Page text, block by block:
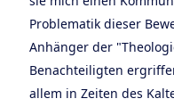
Problematik dieser
Anhänger der
Benachteiligten
allem in Zeiten des